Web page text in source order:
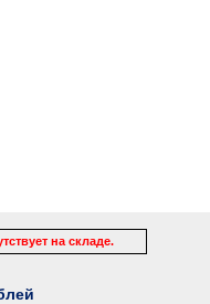
на складе.